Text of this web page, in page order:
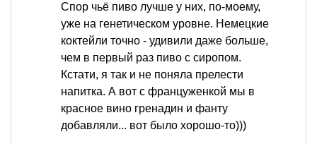
Спор чьё пиво лучше у них, по-моему,
уже на генетическом уровне. Немецкие
коктейли точно - удивили даже больше,
чем в первый раз пиво с сиропом.
Кстати, я так и не поняла прелести
напитка. А вот с француженкой мы в
красное вино гренадин и фанту
добавляли... вот было хорошо-то)))